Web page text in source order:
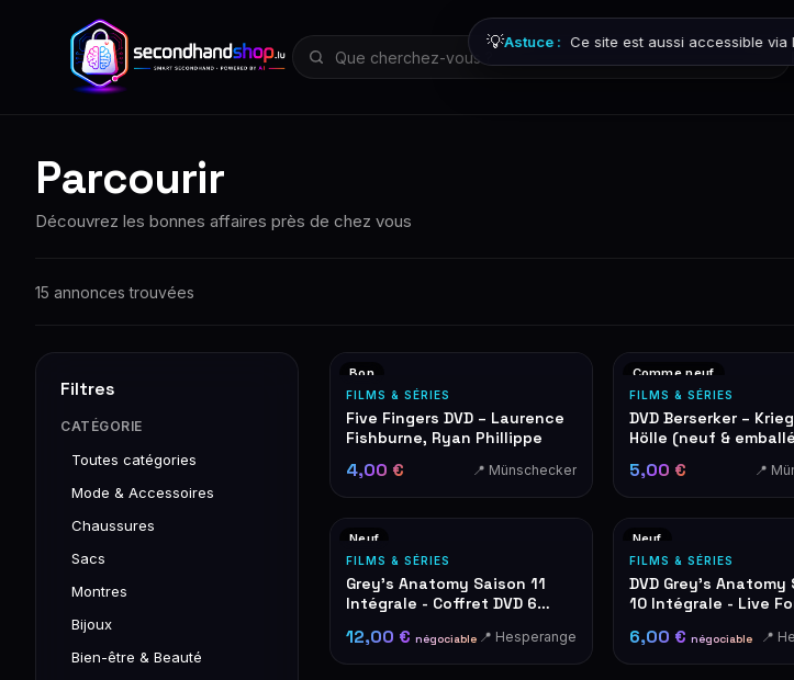
💡Astuce : Ce site est aussi accessible via
Parcourir
Découvrez les bonnes affaires près de chez vous
15 annonces trouvées
Filtres
CATÉGORIE
Toutes catégories
Mode & Accessoires
Chaussures
Sacs
Montres
Bijoux
Bien-être & Beauté
Bon
FILMS & SÉRIES
Five Fingers DVD – Laurence
Fishburne, Ryan Phillippe
4,00 € 📍 Münschecker
Comme neuf
FILMS & SÉRIES
DVD Berserker –
Hölle (neuf & emballé
5,00 € 📍
Neuf
FILMS & SÉRIES
Grey's Anatomy Saison 11
Intégrale - Coffret DVD 6
12,00 € négociable 📍 Hesperange
Neuf
FILMS & SÉRIES
DVD Grey's Anatomy
10 Intégrale - Live
6,00 € négociable 📍